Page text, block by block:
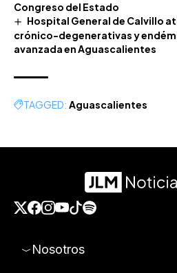
Congreso del Estado
Hospital General de Calvillo
crónico-degenerativas y
avanzada en Aguascalientes
TAGGED: Aguascalientes
Nosotros